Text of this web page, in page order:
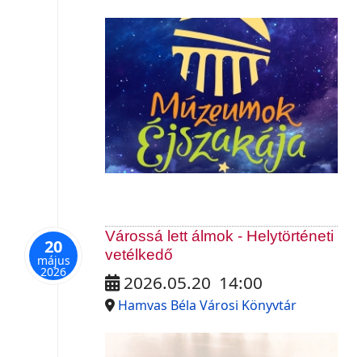
20
május
2026
Várossá lett álmok - Helytörténeti
vetélkedő
2026.05.20 14:00
Hamvas Béla Városi Könyvtár